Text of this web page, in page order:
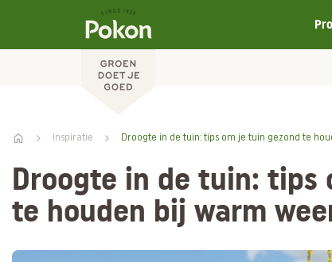
Inspiratie Droogte in de tuin: tips om je tuin gezond te
Droogte in de tuin: tips
te houden bij warm